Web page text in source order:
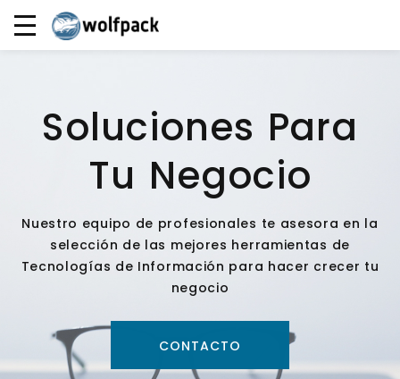
Soluciones Para
Tu Negocio
Nuestro equipo de profesionales te asesora en la
selección de las mejores herramientas de
Tecnologías de Información para hacer crecer tu
negocio
CONTACTO